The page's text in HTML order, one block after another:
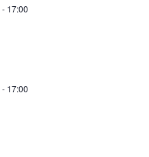
- 17:00
- 17:00